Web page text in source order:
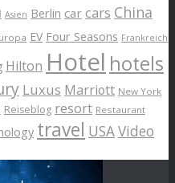
Asien Berlin car cars China
EV Four Seasons Frankreich
Hilton Hotel hotels
Luxus Marriott New York
Reiseblog resort Restaurant
travel USAVideo